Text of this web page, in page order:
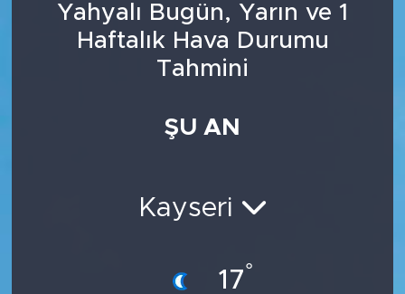
Yahyalı Bugün, Yarın ve 1
Haftalık Hava Durumu
Tahmini
ŞU AN
Kayseri
17°
FİNANS
BİLİM-TEKNOLOJİ
Süper Lig Puan Durumu ve Fikstür
Tüm Manşetler
Son Dakika Haberleri